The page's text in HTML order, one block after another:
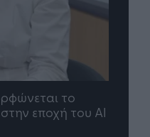
το
εποχή του AI